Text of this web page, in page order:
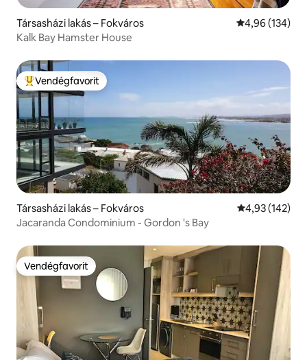
Társasházi lakás – Fokváros Átlagos
4,96 (134)
Kalk Bay Hamster House
Kiemelt vendégfavorit
Vendégfavorit
Társasházi lakás – Fokváros Átlagos
4,93 (142)
Jacaranda Condominium - Gordon 's Bay
Vendégfavorit
Vendégfavorit